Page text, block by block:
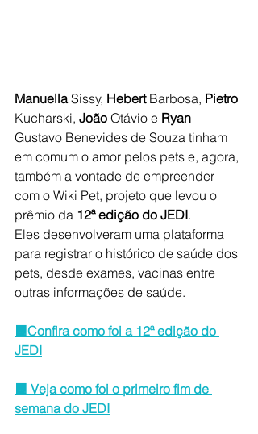
Manuella Sissy, Hebert Barbosa, Pietro
Kucharski, João Otávio e Ryan
Gustavo Benevides de Souza tinham
em comum o amor pelos pets e, agora,
também a vontade de empreender
com o Wiki Pet, projeto que levou o
prêmio da 12ª edição do JEDI.
Eles desenvolveram uma plataforma
para registrar o histórico de saúde dos
pets, desde exames, vacinas entre
outras informações de saúde.
Confira como foi a 12ª edição do
JEDI
🟧 Veja como foi o primeiro fim de
semana do JEDI